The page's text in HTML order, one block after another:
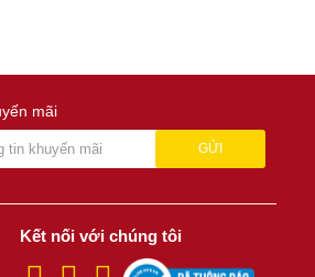
mãi
GỬI
Kết nối với chúng tôi